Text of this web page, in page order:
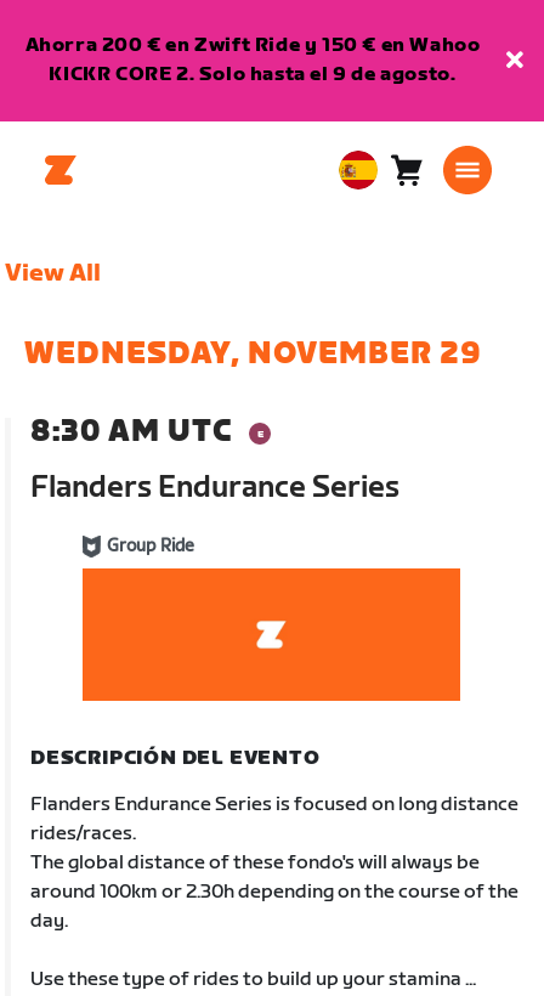
Ahorra 200 € en Zwift Ride y 150 € en Wahoo
KICKR CORE 2. Solo hasta el 9 de agosto.
EuropeanCarro0
View All
WEDNESDAY, NOVEMBER 29
8:30 AM UTC
Flanders Endurance Series
Group Ride
DESCRIPCIÓN DEL EVENTO
Flanders Endurance Series is focused on long distance
rides/races.
The global distance of these fondo's will always be
around 100km or 2.30h depending on the course of the
day.
Use these type of rides to build up your stamina ...